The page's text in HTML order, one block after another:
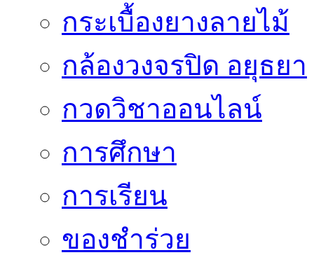
กระเบื้องยางลายไม้
กล้องวงจรปิด อยุธยา
กวดวิชาออนไลน์
การศึกษา
การเรียน
ของชำร่วย